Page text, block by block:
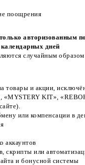
поощрения
только авторизованным
календарных дней
случайным
товары и акции,
«MYSTERY KIT»,
или компенсации в
аккаунтов
скрипты или
и бонусной системы
Таблица размеров